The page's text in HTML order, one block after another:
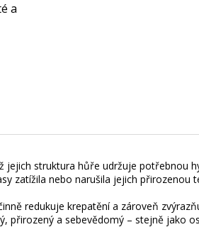
a
jejich struktura hůře udržuje potřebnou
zatížila nebo narušila jejich přirozenou
redukuje krepatění a zároveň
přirozený a sebevědomý – stejně jako